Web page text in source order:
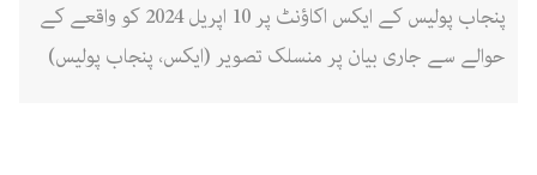
پنجاب پولیس کے ایکس اکاؤنٹ پر 10 اپریل 2024 کو واقعے کے
حوالے سے جاری بیان پر منسلک تصویر (ایکس، پنجاب پولیس)